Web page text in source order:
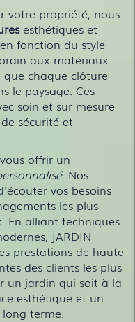
votre propriété, nous
esthétiques et
fonction du style
aux matériaux
chaque clôture
le paysage. Ces
soin et sur mesure
sécurité et
offrir un
. Nos
vos besoins
les plus
En alliant techniques
JARDIN
prestations de haute
des clients les plus
un jardin qui soit à la
esthétique et un
terme.